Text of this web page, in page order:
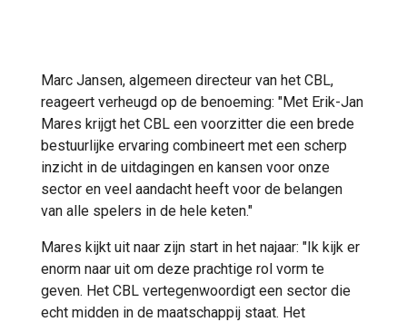
Marc Jansen, algemeen directeur van het CBL,
reageert verheugd op de benoeming: "Met Erik-Jan
Mares krijgt het CBL een voorzitter die een brede
bestuurlijke ervaring combineert met een scherp
inzicht in de uitdagingen en kansen voor onze
sector en veel aandacht heeft voor de belangen
van alle spelers in de hele keten."
Mares kijkt uit naar zijn start in het najaar: "Ik kijk er
enorm naar uit om deze prachtige rol vorm te
geven. Het CBL vertegenwoordigt een sector die
echt midden in de maatschappij staat. Het